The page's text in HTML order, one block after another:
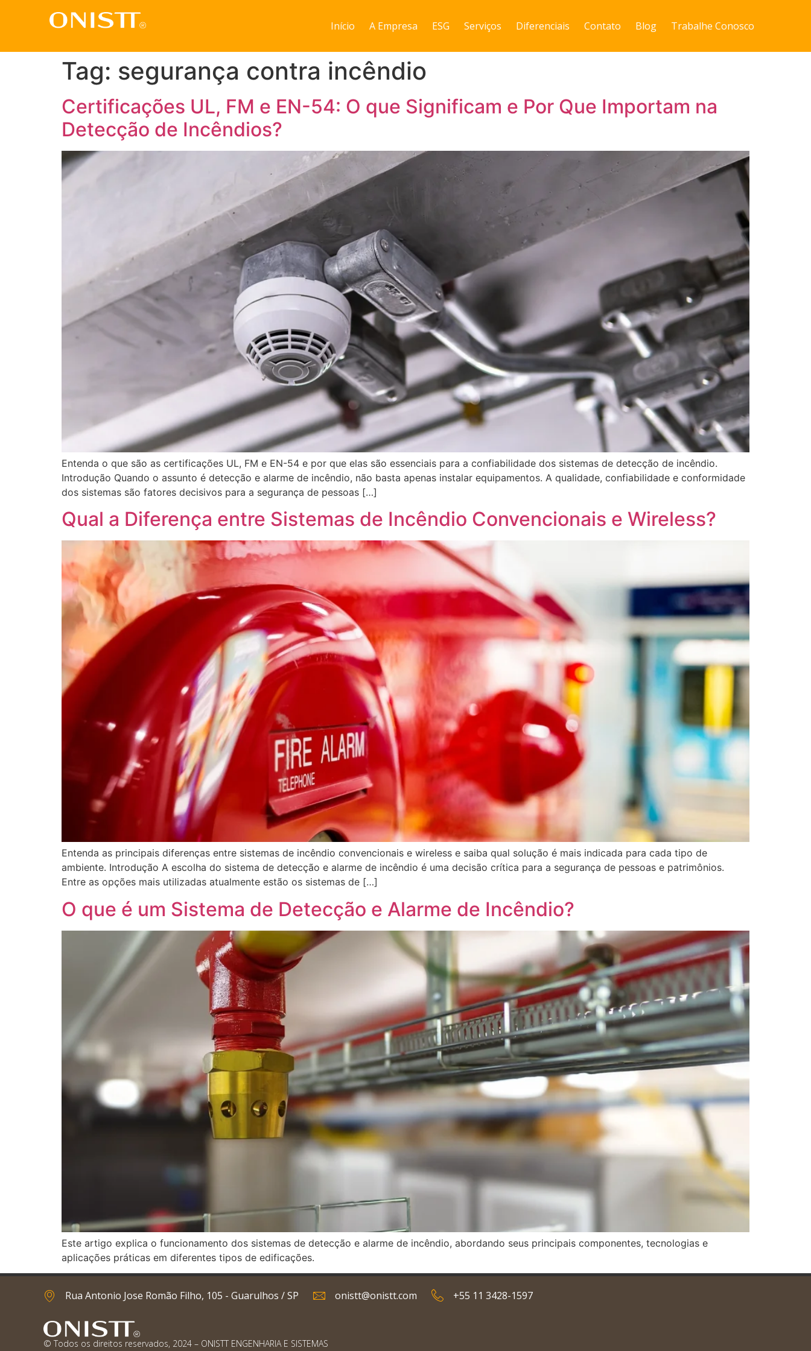
Início A Empresa ESG Serviços Diferenciais Contato Blog Trabalhe Conosco
Tag: segurança contra incêndio
Certificações UL, FM e EN-54: O que Significam e Por Que Importam na
Detecção de Incêndios?
Entenda o que são as certificações UL, FM e EN-54 e por que elas são essenciais para a confiabilidade dos sistemas de detecção de incêndio.
Introdução Quando o assunto é detecção e alarme de incêndio, não basta apenas instalar equipamentos. A qualidade, confiabilidade e conformidade
dos sistemas são fatores decisivos para a segurança de pessoas […]
Qual a Diferença entre Sistemas de Incêndio Convencionais e Wireless?
Entenda as principais diferenças entre sistemas de incêndio convencionais e wireless e saiba qual solução é mais indicada para cada tipo de
ambiente. Introdução A escolha do sistema de detecção e alarme de incêndio é uma decisão crítica para a segurança de pessoas e patrimônios.
Entre as opções mais utilizadas atualmente estão os sistemas de […]
O que é um Sistema de Detecção e Alarme de Incêndio?
Este artigo explica o funcionamento dos sistemas de detecção e alarme de incêndio, abordando seus principais componentes, tecnologias e
aplicações práticas em diferentes tipos de edificações.
Rua Antonio Jose Romão Filho, 105 - Guarulhos / SP onistt@onistt.com +55 11 3428-1597
© Todos os direitos reservados, 2024 – ONISTT ENGENHARIA E SISTEMAS